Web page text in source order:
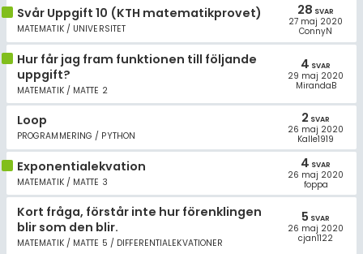
Svår Uppgift 10 (KTH matematikprovet)
MATEMATIK / UNIVERSITET
28 SVAR
27 maj 2020
ConnyN
Hur får jag fram funktionen till följande
uppgift?
MATEMATIK / MATTE 2
4 SVAR
29 maj 2020
MirandaB
Loop
PROGRAMMERING / PYTHON
2 SVAR
26 maj 2020
Kalle1919
Exponentialekvation
MATEMATIK / MATTE 3
4 SVAR
26 maj 2020
foppa
Kort fråga, förstår inte hur förenklingen
blir som den blir.
MATEMATIK / MATTE 5 / DIFFERENTIALEKVATIONER
5 SVAR
26 maj 2020
cjan1122